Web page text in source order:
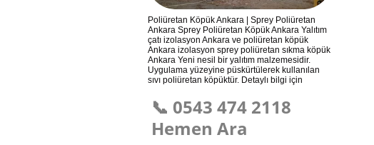
Poliüretan Köpük Ankara | Sprey Poliüretan
Ankara Sprey Poliüretan Köpük Ankara Yalıtım
çatı izolasyon Ankara ve poliüretan köpük
Ankara izolasyon sprey poliüretan sıkma köpük
Ankara Yeni nesil bir yalıtım malzemesidir.
Uygulama yüzeyine püskürtülerek kullanılan
sıvı poliüretan köpüktür. Detaylı bilgi için
📞 0543 474 2118
Hemen Ara